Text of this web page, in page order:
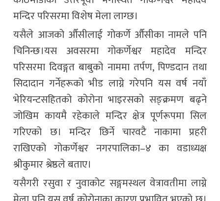
मन्दिर परिसरमा विशेष मेला लाग्छ।
यसैले आजको औँसीलाई गोकर्णे औँसीका नामले पनि
चिनिन्छ।यस अवसरमा गोकर्णेश्वर महादेव मन्दिर
परिसरमा दिवङ्गत बाबुको नाममा तर्पण, पिण्डदान तथा
सिदादान गर्नेहरूको भीड लाग्ने गरेपनि यस वर्ष नयाँ
भेरियन्टसहितको कोरोना भाइरसको सङ्क्रमण बढ्ने
जोखिम कायमै रहेकाले मन्दिर क्षेत्र पूर्णरूपमा सिल
गरिएको छ। मन्दिर छिर्ने चारवटै नाकामा प्रहरी
राखिएको गोकर्णेश्वर नगरपालिका–४ का वडाध्यक्ष
श्रीकुमार श्रेष्ठले बताए।
यसैगरी रसुवा र नुवाकोट सङ्गमस्थल वेत्रावतीमा लाग्ने